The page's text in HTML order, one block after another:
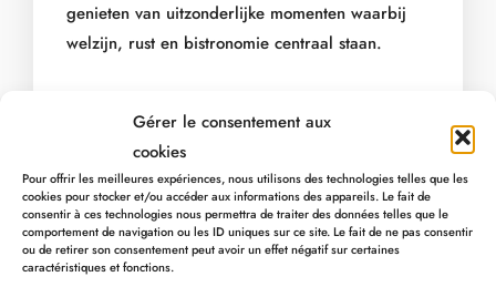
Gérer le consentement aux
cookies
Pour offrir les meilleures expériences, nous utilisons des technologies telles que les
cookies pour stocker et/ou accéder aux informations des appareils. Le fait de
consentir à ces technologies nous permettra de traiter des données telles que le
comportement de navigation ou les ID uniques sur ce site. Le fait de ne pas consentir
ou de retirer son consentement peut avoir un effet négatif sur certaines
caractéristiques et fonctions.
genieten van uitzonderlijke momenten waarbij
welzijn, rust en bistronomie centraal staan.
klanten, voor hun vertrouwen en voor de vele
positieve reacties op ons hotel en onze diensten.